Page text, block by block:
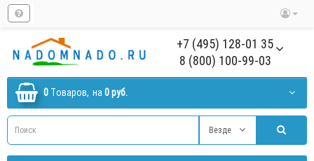
+7 (495) 128-01 35
8 (800) 100-99-03
0 Tоваров, на 0 руб.
Везде